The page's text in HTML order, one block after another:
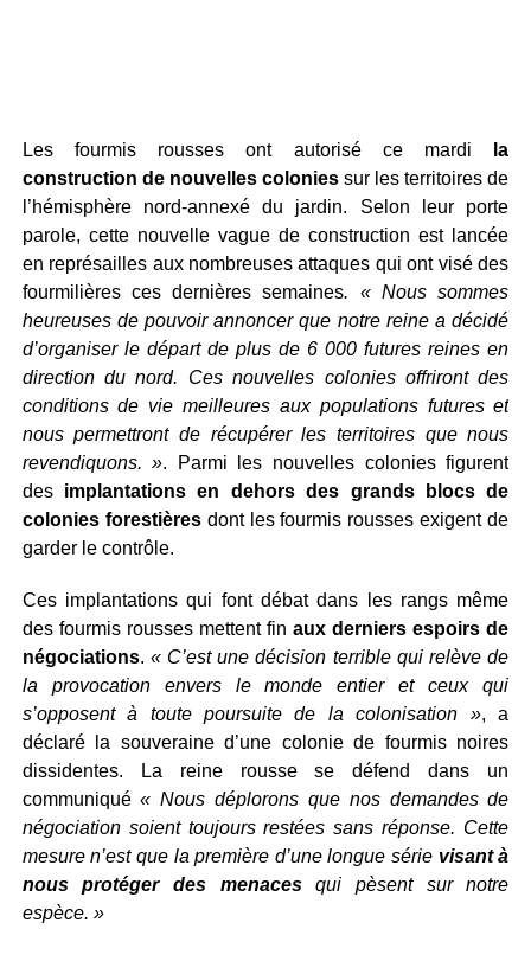
Les fourmis rousses ont autorisé ce mardi la
construction de nouvelles coloniessur les territoires de
l’hémisphère nord-annexé du jardin. Selon leur porte
parole, cette nouvelle vague de construction est lancée
en représailles aux nombreuses attaques qui ont visé des
fourmilières ces dernières semaines. « Nous sommes
heureuses de pouvoir annoncer que notre reine a décidé
d’organiser le départ de plus de 6 000 futures reines en
direction du nord. Ces nouvelles colonies offriront des
conditions de vie meilleures aux populations futures et
nous permettront de récupérer les territoires que nous
revendiquons. ». Parmi les nouvelles colonies figurent
des implantations en dehors des grands blocs de
colonies forestièresdont les fourmis rousses exigent de
garder le contrôle.
Ces implantations qui font débat dans les rangs même
des fourmis rousses mettent finaux derniers espoirs de
négociations. « C’est une décision terrible qui relève de
la provocation envers le monde entier et ceux qui
s’opposent à toute poursuite de la colonisation », a
déclaré la souveraine d’une colonie de fourmis noires
dissidentes. La reine rousse se défend dans un
communiqué« Nous déplorons que nos demandes de
négociation soient toujours restées sans réponse. Cette
mesure n’est que la première d’une longue série visant à
nous protéger des menacesqui pèsent sur notre
espèce. »